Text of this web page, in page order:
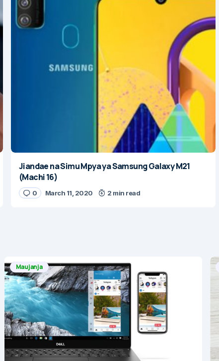
Jiandae na Simu Mpya ya Samsung Galaxy M21
(Machi 16)
0 March 11, 2020 2 min read
Maujanja